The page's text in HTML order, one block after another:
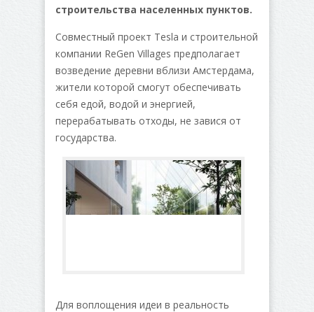
строительства населенных пунктов.
Совместный проект Tesla и строительной
компании ReGen Villages предполагает
возведение деревни вблизи Амстердама,
жители которой смогут обеспечивать
себя едой, водой и энергией,
перерабатывать отходы, не завися от
государства.
Для воплощения идеи в реальность